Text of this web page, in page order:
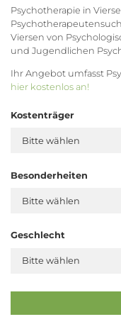
Psychotherapie in
Viersen von
und Jugendlichen
Ihr Angebot umfasst
hier kostenlos an!
Kostenträger
Besonderheiten
Geschlecht